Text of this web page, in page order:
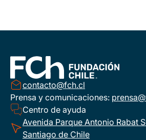
contacto@fch.cl
Prensa y comunicaciones:
Centro de ayuda
Avenida Parque Antonio Rabat
Santiago de Chile